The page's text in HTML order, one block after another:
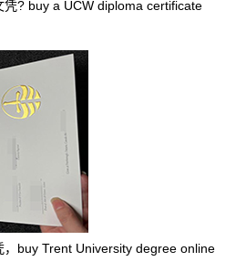
? buy a UCW diploma certificate
，buy Trent University degree online